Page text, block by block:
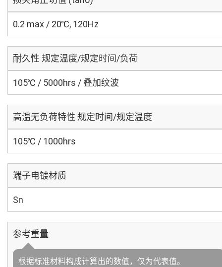
0.2 max / 20℃, 120Hz
耐久性 规定温度/规定时间/负荷
105℃ / 5000hrs / 叠加纹波
高温无负荷特性 规定时间/规定温度
105℃ / 1000hrs
端子电镀材质
Sn
参考重量
根据标准材料构成计算出的数值，仅为代表值。